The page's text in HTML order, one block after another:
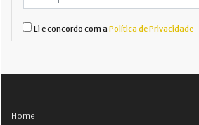
Li e concordo com a Política de Privacidade
Home